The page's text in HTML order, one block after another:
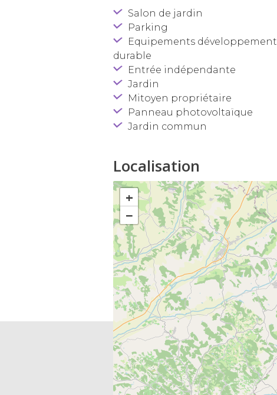
Salon de jardin
Parking
Equipements développement
durable
Entrée indépendante
Jardin
Mitoyen propriétaire
Panneau photovoltaïque
Jardin commun
Localisation
+
−